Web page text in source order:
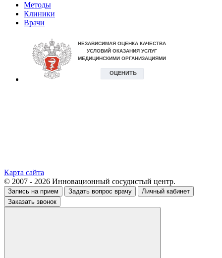
Методы
Клиники
Врачи
Карта сайта
© 2007 - 2026 Инновационный сосудистый центр.
Запись на прием Задать вопрос врачу
Личный кабинет
Заказать звонок